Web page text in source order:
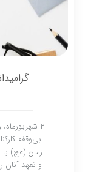
۴
بی‌وقفه
زمان (عج)
و تعهد آنان